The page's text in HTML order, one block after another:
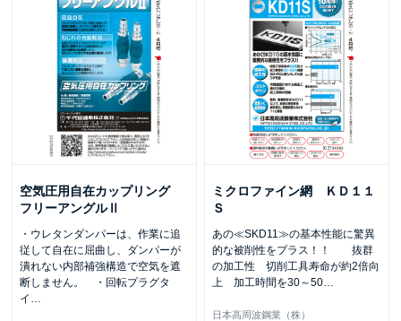
空気圧用自在カップリング
フリーアングルⅡ
・ウレタンダンパーは、作業に追
従して自在に屈曲し、ダンパーが
潰れない内部補強構造で空気を遮
断しません。 ・回転プラグタ
イ …
ミクロファイン網 ＫＤ１１
Ｓ
あの≪SKD11≫の基本性能に驚異
的な被削性をプラス！！ 抜群
の加工性 切削工具寿命が約2倍向
上 加工時間を30～50…
日本高周波鋼業（株）